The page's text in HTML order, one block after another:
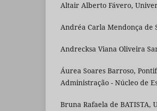
Altair Alberto Fávero,
Andréa Carla Mendonça de
Andrecksa Viana Oliveira
Áurea Soares Barroso,
Administração - Núcleo de
Bruna Rafaela de BATISTA,